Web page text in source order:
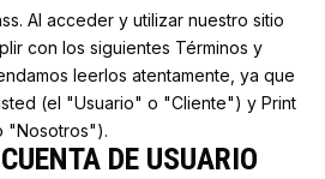
Al acceder y utilizar nuestro sitio
con los siguientes Términos y
leerlos atentamente, ya que
(el "Usuario" o "Cliente") y Print
"Nosotros").
DE USUARIO